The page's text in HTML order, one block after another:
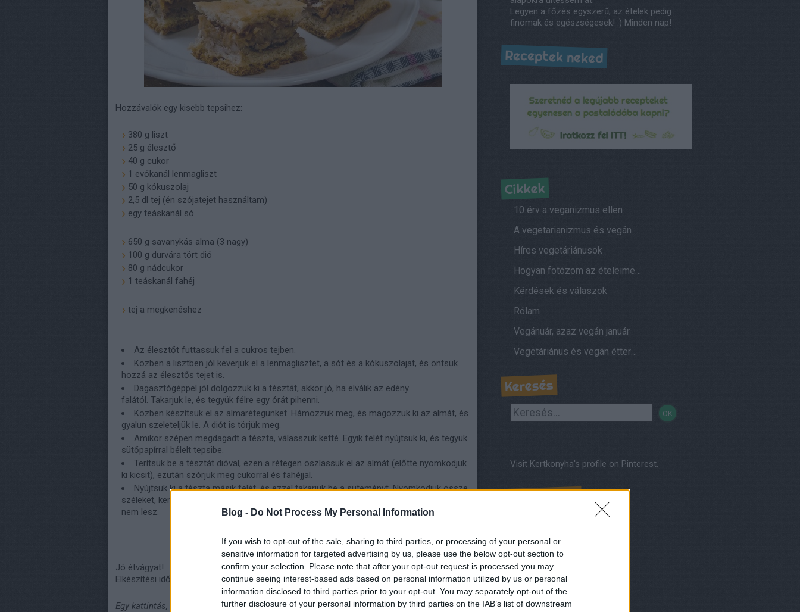
Blog - Do Not Process My Personal Information
If you wish to opt-out of the sale, sharing to third parties, or processing of your personal or
sensitive information for targeted advertising by us, please use the below opt-out section to
confirm your selection. Please note that after your opt-out request is processed you may
continue seeing interest-based ads based on personal information utilized by us or personal
information disclosed to third parties prior to your opt-out. You may separately opt-out of the
further disclosure of your personal information by third parties on the IAB’s list of downstream
Hozzávalók egy kisebb tepsihez:
380 g liszt
25 g élesztő
40 g cukor
1 evőkanál lenmagliszt
50 g kókuszolaj
2,5 dl tej (én szójatejet használtam)
egy teáskanál só
650 g savanykás alma (3 nagy)
100 g durvára tört dió
80 g nádcukor
1 teáskanál fahéj
tej a megkenéshez
Az élesztőt futtassuk fel a cukros tejben.
Közben a lisztben jól keverjük el a lenmaglisztet, a sót és a kókuszolajat, és öntsük
hozzá az élesztős tejet is.
Dagasztógéppel jól dolgozzuk ki a tésztát, akkor jó, ha elválik az edény
falától. Takarjuk le, és tegyük félre egy órát pihenni.
Közben készítsük el az almarétegünket. Hámozzuk meg, és magozzuk ki az almát, és
gyalun szeleteljük le. A diót is törjük meg.
Amikor szépen megdagadt a tészta, válasszuk ketté. Egyik felét nyújtsuk ki, és tegyük
sütőpapírral bélelt tepsibe.
Terítsük be a tésztát dióval, ezen a rétegen oszlassuk el az almát (előtte nyomkodjuk
ki kicsit), ezután szórjuk meg cukorral és fahéjjal.
Nyújtsuk ki a tészta másik felét, és ezzel takarjuk be a süteményt. Nyomkodjuk össze
széleket, kenjük meg tejjel, és 180 fokon, nagyon lassan süssük, amíg a teteje szép barna
nem lesz.
Jó étvágyat!
Elkészítési idő: 30 perc + kelesztés, + sütés
Egy kattintás, és nem maradsz le a további receptekről:
Legyen a főzés egyszerű, az ételek pedig
finomak és egészségesek! :) Minden nap!
Receptek neked
Cikkek
10 érv a veganizmus ellen
A vegetarianizmus és vegán életmód elterjedtsége
Híres vegetáriánusok
Hogyan fotózom az ételeimet?
Kérdések és válaszok
Rólam
Vegánuár, azaz vegán január
Vegetáriánus és vegán éttermek, házhozszállítás
Keresés
Visit Kertkonyha's profile on Pinterest.